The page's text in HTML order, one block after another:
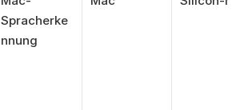
Spracherke
nnung